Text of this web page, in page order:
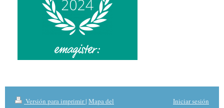
Versión para imprimir| Mapa del
Iniciar sesión